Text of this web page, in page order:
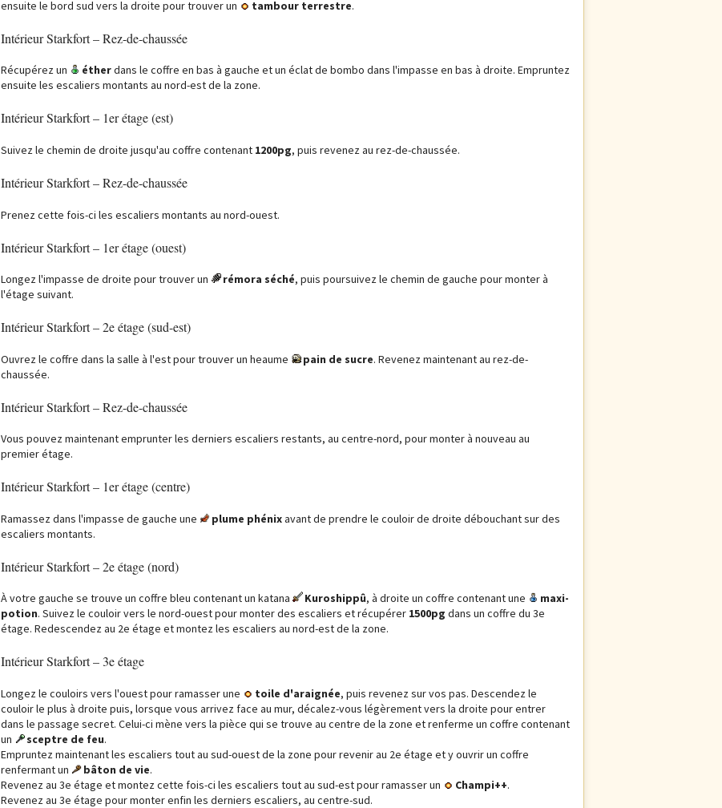
ensuite le bord sud vers la droite pour trouver un
tambour terrestre.
Intérieur Starkfort – Rez-de-chaussée
Récupérez un étherdans le coffre en bas à gauche et un éclat de bombo dans l'impasse en bas à droite. Empruntez
ensuite les escaliers montants au nord-est de la zone.
Intérieur Starkfort – 1er étage (est)
Suivez le chemin de droite jusqu'au coffre contenant 1200pg, puis revenez au rez-de-chaussée.
Intérieur Starkfort – Rez-de-chaussée
Prenez cette fois-ci les escaliers montants au nord-ouest.
Intérieur Starkfort – 1er étage (ouest)
Longez l'impasse de droite pour trouver un rémora séché, puis poursuivez le chemin de gauche pour monter à
l'étage suivant.
Intérieur Starkfort – 2e étage (sud-est)
Ouvrez le coffre dans la salle à l'est pour trouver un heaume pain de sucre. Revenez maintenant au rez-de-
chaussée.
Intérieur Starkfort – Rez-de-chaussée
Vous pouvez maintenant emprunter les derniers escaliers restants, au centre-nord, pour monter à nouveau au
premier étage.
Intérieur Starkfort – 1er étage (centre)
Ramassez dans l'impasse de gauche une plume phénixavant de prendre le couloir de droite débouchant sur des
escaliers montants.
Intérieur Starkfort – 2e étage (nord)
À votre gauche se trouve un coffre bleu contenant un katana Kuroshippû, à droite un coffre contenant une
maxi-
potion. Suivez le couloir vers le nord-ouest pour monter des escaliers et récupérer 1500pg dans un coffre du 3e
étage. Redescendez au 2e étage et montez les escaliers au nord-est de la zone.
Intérieur Starkfort – 3e étage
Longez le couloirs vers l'ouest pour ramasser une toile d'araignée, puis revenez sur vos pas. Descendez le
couloir le plus à droite puis, lorsque vous arrivez face au mur, décalez-vous légèrement vers la droite pour entrer
dans le passage secret. Celui-ci mène vers la pièce qui se trouve au centre de la zone et renferme un coffre contenant
un
sceptre de feu.
Empruntez maintenant les escaliers tout au sud-ouest de la zone pour revenir au 2e étage et y ouvrir un coffre
renfermant un
bâton de vie.
Revenez au 3e étage et montez cette fois-ci les escaliers tout au sud-est pour ramasser un
Champi++.
Revenez au 3e étage pour monter enfin les derniers escaliers, au centre-sud.